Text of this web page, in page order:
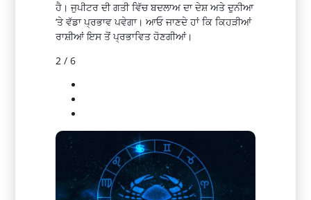
ਹੈ। ਜੁਪੀਟਰ ਦੀ ਗਤੀ ਵਿੱਚ ਬਦਲਾਅ ਦਾ ਦੇਸ਼ ਅਤੇ ਦੁਨੀਆ
‘ਤੇ ਵੱਡਾ ਪ੍ਰਭਾਵ ਪਵੇਗਾ। ਆਓ ਜਾਣਦੇ ਹਾਂ ਕਿ ਕਿਹੜੀਆਂ
ਰਾਸ਼ੀਆਂ ਇਸ ਤੋਂ ਪ੍ਰਭਾਵਿਤ ਹੋਣਗੀਆਂ।
2 / 6